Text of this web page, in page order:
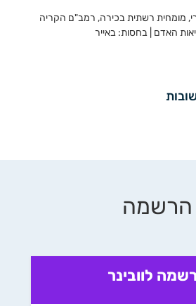
מומחית רשתית בכירה, רמב"ם הקריה
האדם | בחסות: באייר
הרשמה
לוובינר